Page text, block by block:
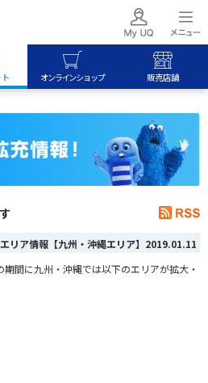
オンラインショップ 販売店舗
ア情報【九州・沖縄エリア】 2019.01.11
間に九州・沖縄では以下のエリアが拡大・